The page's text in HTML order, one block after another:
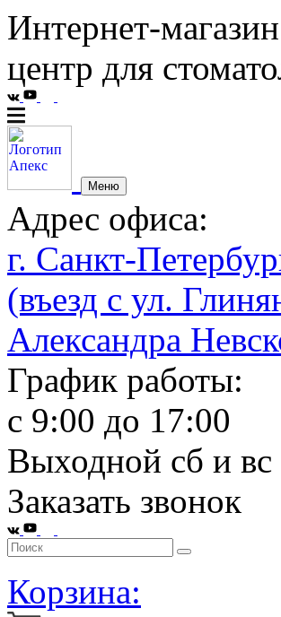
Интернет-
центр для
Меню
Адрес офиса:
г. Санкт-
(въезд с ул.
Александра
График работы:
с 9:00 до 17:00
Выходной сб и вс
Заказать звонок
Корзина: